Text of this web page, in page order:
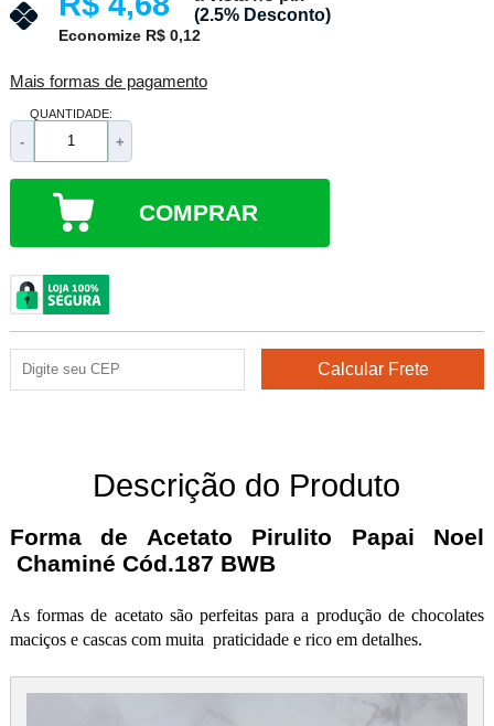
(2.5% Desconto)
Economize R$ 0,12
Mais formas de pagamento
QUANTIDADE:
- +
COMPRAR
Descrição do Produto
Forma de Acetato Pirulito Papai Noel
Chaminé Cód.187 BWB
As formas de acetato são perfeitas para a produção de chocolates
maciços e cascas com muita praticidade e rico em detalhes.